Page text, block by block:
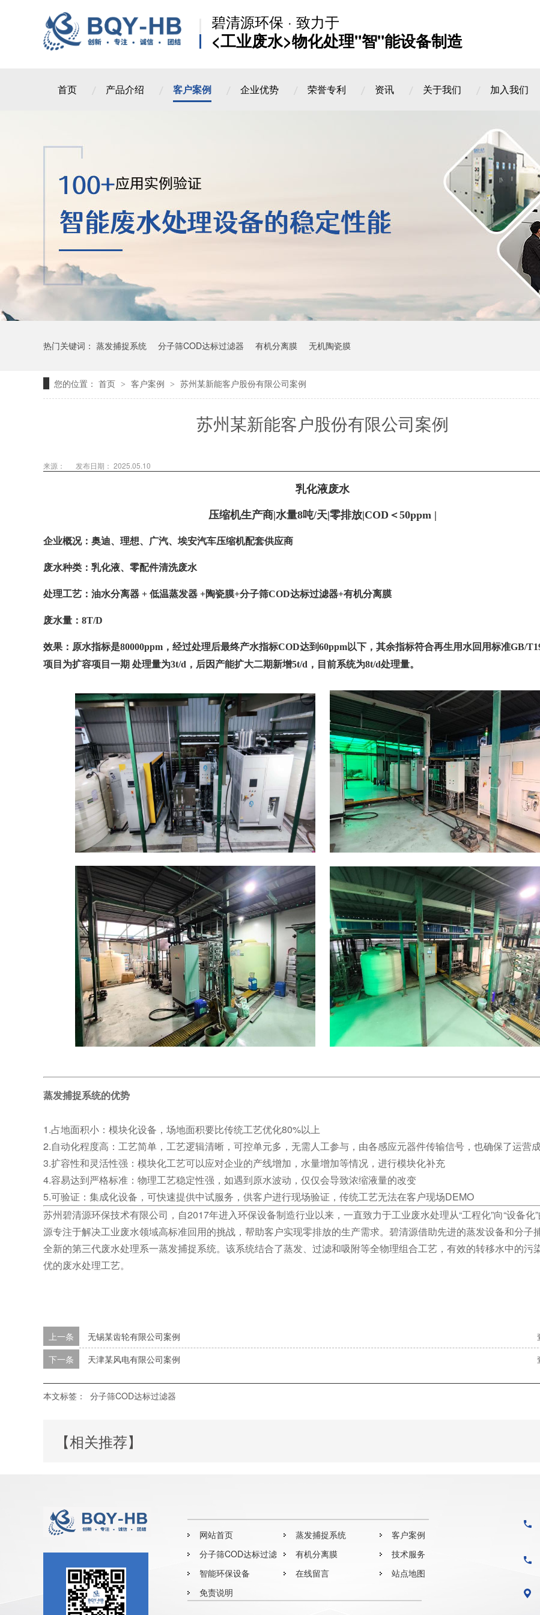
碧清源环保 · 致力于
<工业废水>物化处理"智"能设备制造
首页 产品介绍 客户案例 企业优势 荣誉专利 资讯 关于我们 加入我们
热门关键词： 蒸发捕捉系统 分子筛COD达标过滤器 有机分离膜 无机陶瓷膜
您的位置： 首页 > 客户案例 > 苏州某新能客户股份有限公司案例
苏州某新能客户股份有限公司案例
来源： 发布日期： 2025.05.10
乳化液废水
压缩机生产商|水量8吨/天|零排放|COD＜50ppm |
企业概况：奥迪、理想、广汽、埃安汽车压缩机配套供应商
废水种类：乳化液、零配件清洗废水
处理工艺：油水分离器 + 低温蒸发器 +陶瓷膜+分子筛COD达标过滤器+有机分离膜
废水量：8T/D
效果：原水指标是80000ppm，经过处理后最终产水指标COD达到60ppm以下，其余指标符合再生用水回用标准GB/
项目为扩容项目一期 处理量为3t/d，后因产能扩大二期新增5t/d， 目前系统为8t/d处理量。
蒸发捕捉系统的优势
1.占地面积小：模块化设备，场地面积要比传统工艺优化80%以上
2.自动化程度高：工艺简单，工艺逻辑清晰，可控单元多，无需人工参与，由各感应元器件传输信号，也确保了运营
3.扩容性和灵活性强：模块化工艺可以应对企业的产线增加，水量增加等情况，进行模块化补充
4.容易达到严格标准：物理工艺稳定性强，如遇到原水波动，仅仅会导致浓缩液量的改变
5.可验证：集成化设备，可快速提供中试服务，供客户进行现场验证，传统工艺无法在客户现场DEMO
苏州碧清源环保技术有限公司，自2017年进入环保设备制造行业以来，一直致力于工业废水处理从“工程化”向“设备化
源专注于解决工业废水领域高标准回用的挑战，帮助客户实现零排放的生产需求。碧清源借助先进的蒸发设备和分子
全新的第三代废水处理系一蒸发捕捉系统。该系统结合了蒸发、过滤和吸附等全物理组合工艺，有效的转移水中的污
优的废水处理工艺。
上一条
无锡某齿轮有限公司案例
下一条 天津某风电有限公司案例
本文标签： 分子筛COD达标过滤器
【相关推荐】
网站首页 蒸发捕捉系统
客户案例
分子筛COD达标过滤
器
有机分离膜
技术服务
智能环保设备
在线留言
站点地图
免责说明